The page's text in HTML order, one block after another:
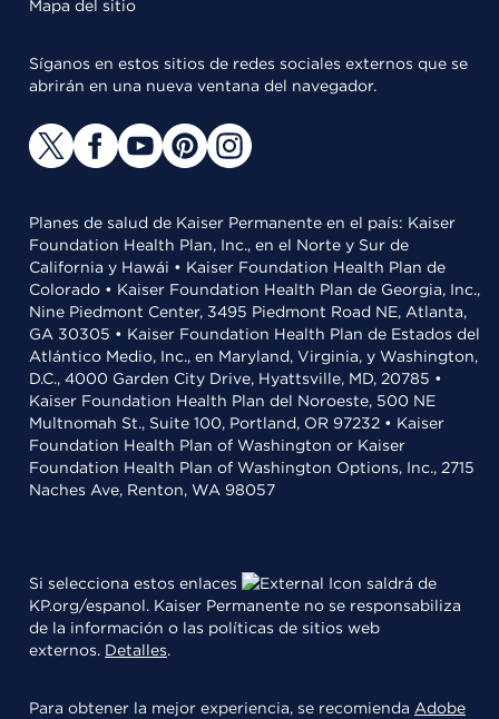
Mapa del sitio
Síganos en estos sitios de redes sociales externos que se
abrirán en una nueva ventana del navegador.
Planes de salud de Kaiser Permanente en el país: Kaiser
Foundation Health Plan, Inc., en el Norte y Sur de
California y Hawái • Kaiser Foundation Health Plan de
Colorado • Kaiser Foundation Health Plan de Georgia, Inc.,
Nine Piedmont Center, 3495 Piedmont Road NE, Atlanta,
GA 30305 • Kaiser Foundation Health Plan de Estados del
Atlántico Medio, Inc., en Maryland, Virginia, y Washington,
D.C., 4000 Garden City Drive, Hyattsville, MD, 20785 •
Kaiser Foundation Health Plan del Noroeste, 500 NE
Multnomah St., Suite 100, Portland, OR 97232 • Kaiser
Foundation Health Plan of Washington or Kaiser
Foundation Health Plan of Washington Options, Inc., 2715
Naches Ave, Renton, WA 98057
Si selecciona estos enlaces
saldrá de
KP.org/espanol. Kaiser Permanente no se responsabiliza
de la información o las políticas de sitios web
externos. Detalles.
Para obtener la mejor experiencia, se recomienda Adobe